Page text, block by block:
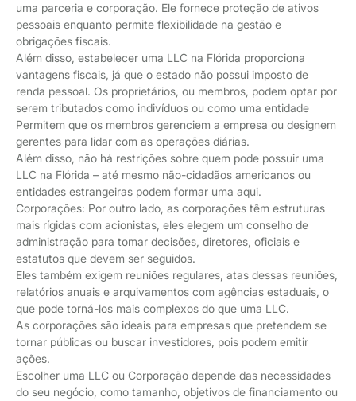
uma parceria e corporação. Ele fornece proteção de ativos
pessoais enquanto permite flexibilidade na gestão e
obrigações fiscais.
Além disso, estabelecer uma LLC na Flórida proporciona
vantagens fiscais, já que o estado não possui imposto de
renda pessoal. Os proprietários, ou membros, podem optar por
serem tributados como indivíduos ou como uma entidade
Permitem que os membros gerenciem a empresa ou designem
gerentes para lidar com as operações diárias.
Além disso, não há restrições sobre quem pode possuir uma
LLC na Flórida – até mesmo não-cidadãos americanos ou
entidades estrangeiras podem formar uma aqui.
Corporações: Por outro lado, as corporações têm estruturas
mais rígidas com acionistas, eles elegem um conselho de
administração para tomar decisões, diretores, oficiais e
estatutos que devem ser seguidos.
Eles também exigem reuniões regulares, atas dessas reuniões,
relatórios anuais e arquivamentos com agências estaduais, o
que pode torná-los mais complexos do que uma LLC.
As corporações são ideais para empresas que pretendem se
tornar públicas ou buscar investidores, pois podem emitir
ações.
Escolher uma LLC ou Corporação depende das necessidades
do seu negócio, como tamanho, objetivos de financiamento ou